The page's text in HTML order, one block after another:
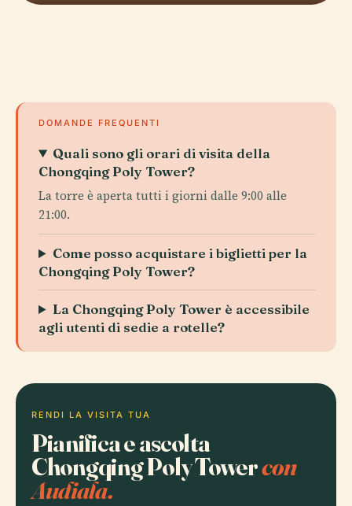
DOMANDE FREQUENTI
Quali sono gli orari di visita della
Chongqing Poly Tower?
La torre è aperta tutti i giorni dalle 9:00 alle
21:00.
Come posso acquistare i biglietti per la
Chongqing Poly Tower?
La Chongqing Poly Tower è accessibile
agli utenti di sedie a rotelle?
RENDI LA VISITA TUA
Pianifica e ascolta
Chongqing Poly Towercon
Audiala.